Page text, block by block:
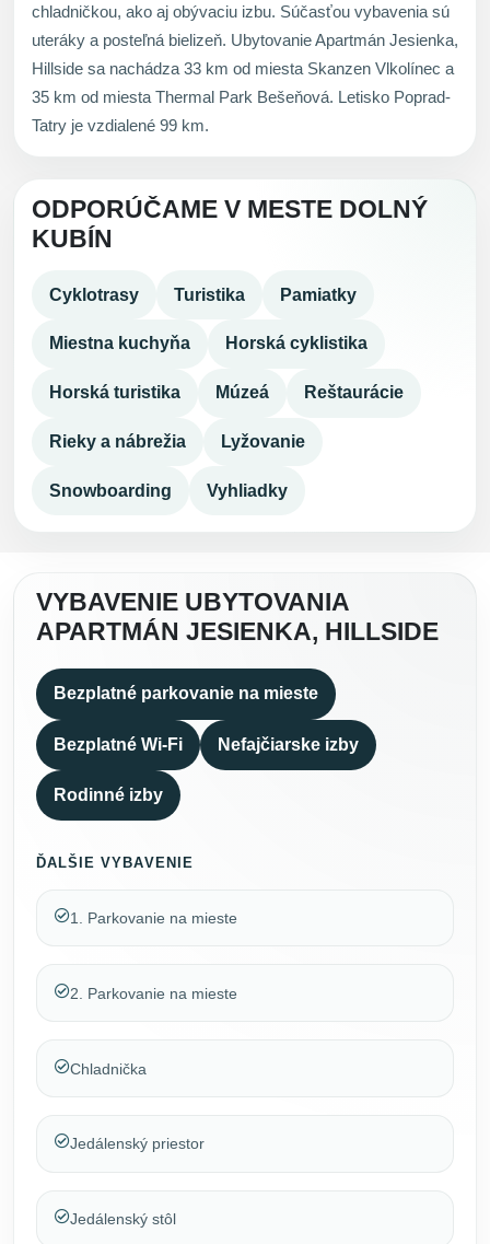
chladničkou, ako aj obývaciu izbu. Súčasťou vybavenia sú
uteráky a posteľná bielizeň. Ubytovanie Apartmán Jesienka,
Hillside sa nachádza 33 km od miesta Skanzen Vlkolínec a
35 km od miesta Thermal Park Bešeňová. Letisko Poprad-
Tatry je vzdialené 99 km.
ODPORÚČAME V MESTE DOLNÝ
KUBÍN
Cyklotrasy Turistika Pamiatky
Miestna kuchyňa Horská cyklistika
Horská turistika Múzeá Reštaurácie
Rieky a nábrežia Lyžovanie
Snowboarding Vyhliadky
VYBAVENIE UBYTOVANIA
APARTMÁN JESIENKA, HILLSIDE
Bezplatné parkovanie na mieste
Bezplatné Wi-Fi Nefajčiarske izby
Rodinné izby
ĎALŠIE VYBAVENIE
1. Parkovanie na mieste
2. Parkovanie na mieste
Chladnička
Jedálenský priestor
Jedálenský stôl